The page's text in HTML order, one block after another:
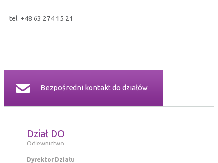
tel. +48 63 274 15 21
Bezpośredni kontakt do działów
Dział DO
Odlewnictwo
Dyrektor Działu